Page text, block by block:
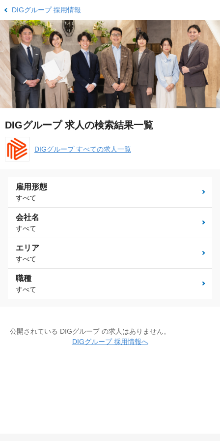
DIGグループ 採用情報
DIGグループ 求人の検索結果一覧
DIGグループ すべての求人一覧
雇用形態
すべて
会社名
すべて
エリア
すべて
職種
すべて
公開されている DIGグループ の求人はありません。
DIGグループ 採用情報へ